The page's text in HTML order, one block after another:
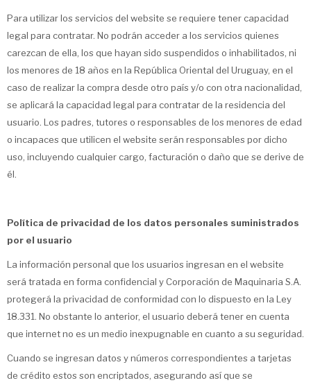
Para utilizar los servicios del website se requiere tener capacidad
legal para contratar. No podrán acceder a los servicios quienes
carezcan de ella, los que hayan sido suspendidos o inhabilitados, ni
los menores de 18 años en la República Oriental del Uruguay, en el
caso de realizar la compra desde otro país y/o con otra nacionalidad,
se aplicará la capacidad legal para contratar de la residencia del
usuario. Los padres, tutores o responsables de los menores de edad
o incapaces que utilicen el website serán responsables por dicho
uso, incluyendo cualquier cargo, facturación o daño que se derive de
él.
Política de privacidad de los datos personales suministrados
por el usuario
La información personal que los usuarios ingresan en el website
será tratada en forma confidencial y Corporación de Maquinaria S.A.
protegerá la privacidad de conformidad con lo dispuesto en la Ley
18.331. No obstante lo anterior, el usuario deberá tener en cuenta
que internet no es un medio inexpugnable en cuanto a su seguridad.
Cuando se ingresan datos y números correspondientes a tarjetas
de crédito estos son encriptados, asegurando así que se